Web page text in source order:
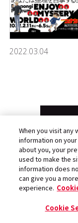
2022.03.04
When you visit
information on
about you, your
used to make the
information does
can give you a
experience.
Cookie